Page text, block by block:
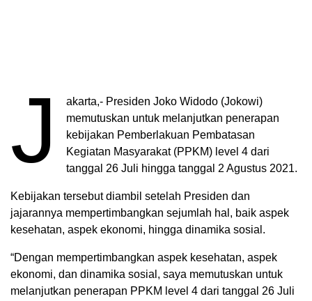
J
akarta,- Presiden Joko Widodo (Jokowi)
memutuskan untuk melanjutkan penerapan
kebijakan Pemberlakuan Pembatasan
Kegiatan Masyarakat (PPKM) level 4 dari
tanggal 26 Juli hingga tanggal 2 Agustus 2021.
Kebijakan tersebut diambil setelah Presiden dan
jajarannya mempertimbangkan sejumlah hal, baik aspek
kesehatan, aspek ekonomi, hingga dinamika sosial.
“Dengan mempertimbangkan aspek kesehatan, aspek
ekonomi, dan dinamika sosial, saya memutuskan untuk
melanjutkan penerapan PPKM level 4 dari tanggal 26 Juli